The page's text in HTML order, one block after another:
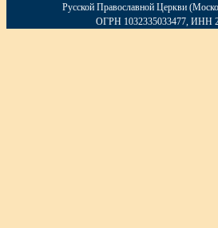
Русской Православной Церкви
ОГРН 1032335033477, ИНН